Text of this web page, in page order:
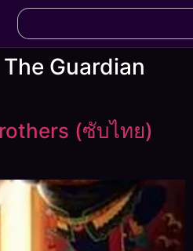
Guardian
(ซับไทย)